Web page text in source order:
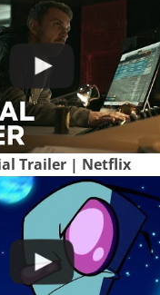
Trailer | Netflix